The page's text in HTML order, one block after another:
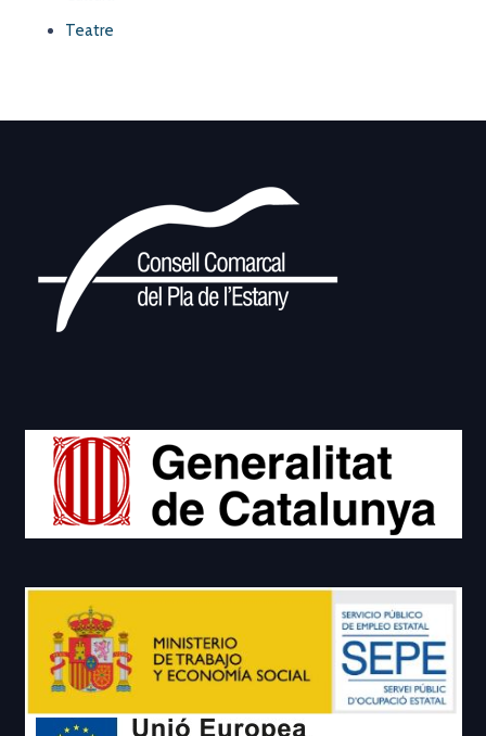
Teatre